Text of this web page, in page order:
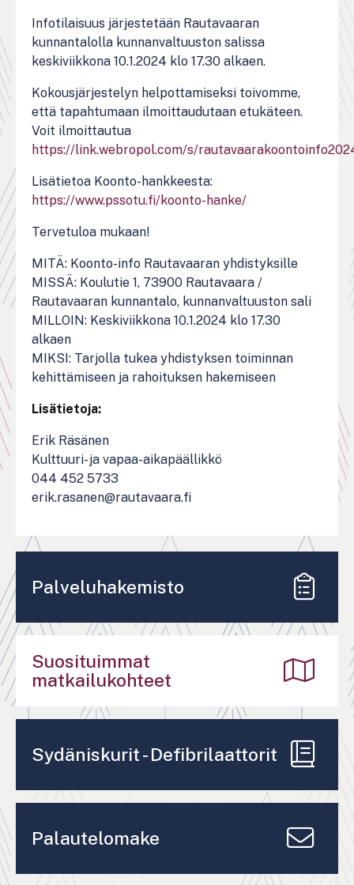
Infotilaisuus järjestetään Rautavaaran
kunnantalolla kunnanvaltuuston salissa
keskiviikkona 10.1.2024 klo 17.30 alkaen.
Kokousjärjestelyn helpottamiseksi toivomme,
että tapahtumaan ilmoittaudutaan etukäteen.
Voit ilmoittautua
https://link.webropol.com/s/
Lisätietoa Koonto-hankkeesta:
https://www.pssotu.fi/koonto-hanke/
Tervetuloa mukaan!
MITÄ: Koonto-info Rautavaaran yhdistyksille
MISSÄ: Koulutie 1, 73900 Rautavaara /
Rautavaaran kunnantalo, kunnanvaltuuston sali
MILLOIN: Keskiviikkona 10.1.2024 klo 17.30
alkaen
MIKSI: Tarjolla tukea yhdistyksen toiminnan
kehittämiseen ja rahoituksen hakemiseen
Lisätietoja:
Erik Räsänen
Kulttuuri- ja vapaa-aikapäällikkö
044 452 5733
erik.rasanen@rautavaara.fi
Palveluhakemisto
Suosituimmat
matkailukohteet
Sydäniskurit - Defibrilaattorit
Palautelomake